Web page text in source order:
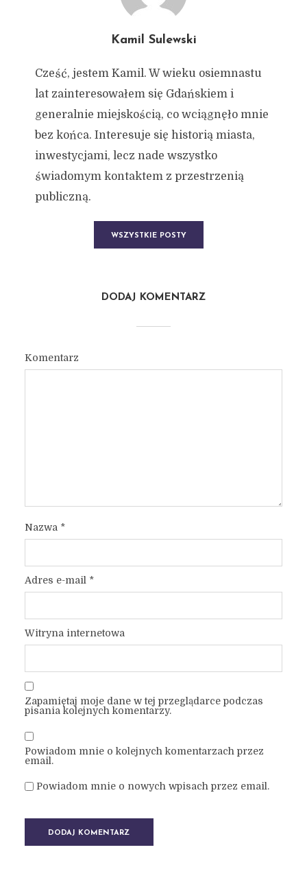
Kamil Sulewski
Cześć, jestem Kamil. W wieku osiemnastu
lat zainteresowałem się Gdańskiem i
generalnie miejskością, co wciągnęło mnie
bez końca. Interesuje się historią miasta,
inwestycjami, lecz nade wszystko
świadomym kontaktem z przestrzenią
publiczną.
WSZYSTKIE POSTY
DODAJ KOMENTARZ
Komentarz
Nazwa *
Adres e-mail *
Witryna internetowa
Zapamiętaj moje dane w tej przeglądarce podczas
pisania kolejnych komentarzy.
Powiadom mnie o kolejnych komentarzach przez
email.
Powiadom mnie o nowych wpisach przez email.